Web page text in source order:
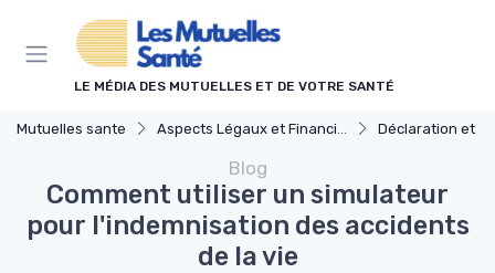
LE MÉDIA DES MUTUELLES ET DE VOTRE SANTÉ
Mutuelles sante Aspects Légaux et Financiers Déclaration et
Blog
Comment utiliser un simulateur
pour l'indemnisation des accidents
de la vie